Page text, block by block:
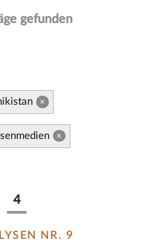
gefunden
×
×
4
NR. 9